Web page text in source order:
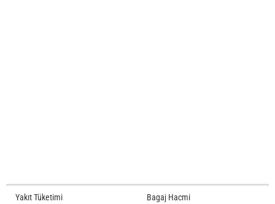
Yakıt Tüketimi Bagaj Hacmi